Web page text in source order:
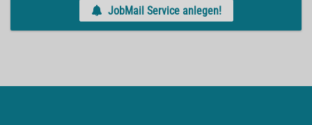
JobMail Service anlegen!